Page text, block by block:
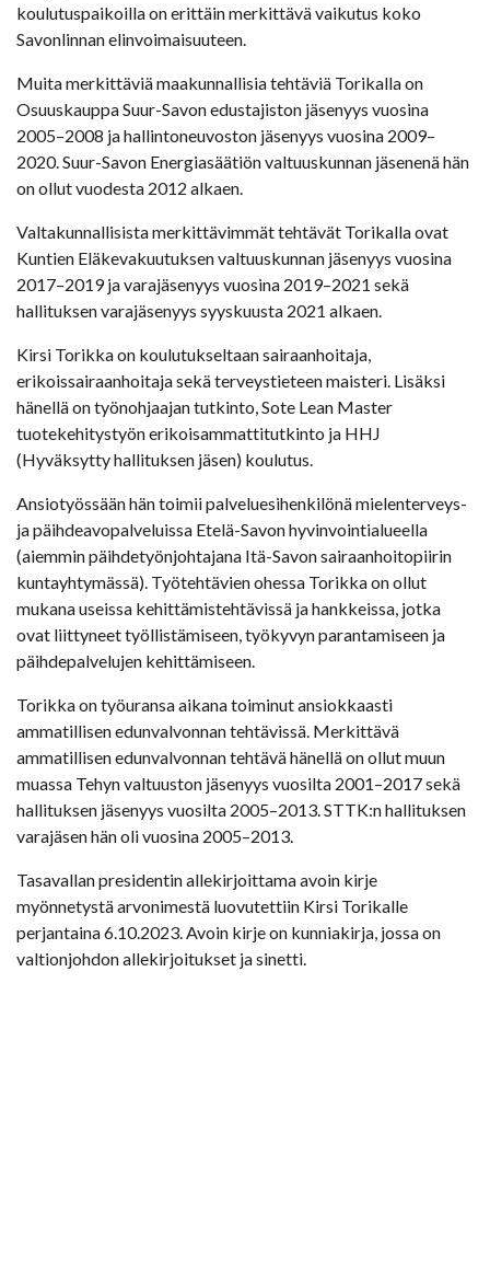
koulutuspaikoilla on erittäin merkittävä vaikutus koko
Savonlinnan elinvoimaisuuteen.
Muita merkittäviä maakunnallisia tehtäviä Torikalla on
Osuuskauppa Suur-Savon edustajiston jäsenyys vuosina
2005–2008 ja hallintoneuvoston jäsenyys vuosina 2009–
2020. Suur-Savon Energiasäätiön valtuuskunnan jäsenenä hän
on ollut vuodesta 2012 alkaen.
Valtakunnallisista merkittävimmät tehtävät Torikalla ovat
Kuntien Eläkevakuutuksen valtuuskunnan jäsenyys vuosina
2017–2019 ja varajäsenyys vuosina 2019–2021 sekä
hallituksen varajäsenyys syyskuusta 2021 alkaen.
Kirsi Torikka on koulutukseltaan sairaanhoitaja,
erikoissairaanhoitaja sekä terveystieteen maisteri. Lisäksi
hänellä on työnohjaajan tutkinto, Sote Lean Master
tuotekehitystyön erikoisammattitutkinto ja HHJ
(Hyväksytty hallituksen jäsen) koulutus.
Ansiotyössään hän toimii palveluesihenkilönä mielenterveys-
ja päihdeavopalveluissa Etelä-Savon hyvinvointialueella
(aiemmin päihdetyönjohtajana Itä-Savon sairaanhoitopiirin
kuntayhtymässä). Työtehtävien ohessa Torikka on ollut
mukana useissa kehittämistehtävissä ja hankkeissa, jotka
ovat liittyneet työllistämiseen, työkyvyn parantamiseen ja
päihdepalvelujen kehittämiseen.
Torikka on työuransa aikana toiminut ansiokkaasti
ammatillisen edunvalvonnan tehtävissä. Merkittävä
ammatillisen edunvalvonnan tehtävä hänellä on ollut muun
muassa Tehyn valtuuston jäsenyys vuosilta 2001–2017 sekä
hallituksen jäsenyys vuosilta 2005–2013. STTK:n hallituksen
varajäsen hän oli vuosina 2005–2013.
Tasavallan presidentin allekirjoittama avoin kirje
myönnetystä arvonimestä luovutettiin Kirsi Torikalle
perjantaina 6.10.2023. Avoin kirje on kunniakirja, jossa on
valtionjohdon allekirjoitukset ja sinetti.